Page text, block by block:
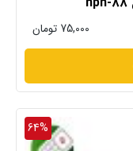
75,000 تومان
64%